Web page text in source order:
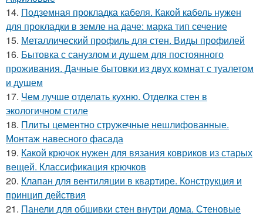
14. Подземная прокладка кабеля. Какой кабель нужен
для прокладки в земле на даче: марка тип сечение
15. Металлический профиль для стен. Виды профилей
16. Бытовка с санузлом и душем для постоянного
проживания. Дачные бытовки из двух комнат с туалетом
и душем
17. Чем лучше отделать кухню. Отделка стен в
экологичном стиле
18. Плиты цементно стружечные нешлифованные.
Монтаж навесного фасада
19. Какой крючок нужен для вязания ковриков из старых
вещей. Классификация крючков
20. Клапан для вентиляции в квартире. Конструкция и
принцип действия
21. Панели для обшивки стен внутри дома. Стеновые